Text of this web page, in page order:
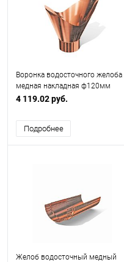
Воронка водосточного желоба
медная накладная ф120мм
4 119.02 руб.
Подробнее
Желоб водосточный медный